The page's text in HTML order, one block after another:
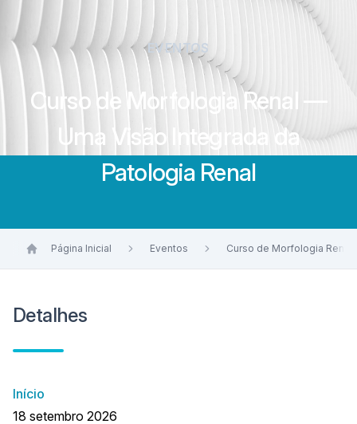
EVENTOS
Curso de Morfologia Renal —
Uma Visão Integrada da
Patologia Renal
Página Inicial Eventos Curso de Morfologia Renal
Detalhes
Início
18 setembro 2026